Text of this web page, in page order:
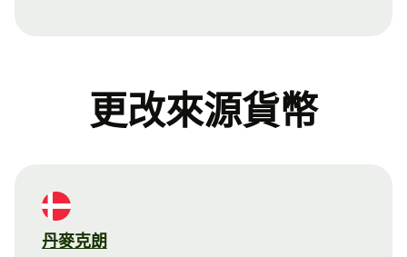
更改來源貨幣
丹麥克朗